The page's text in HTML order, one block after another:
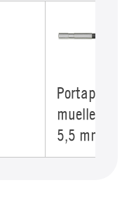
muelle
5,5 mm